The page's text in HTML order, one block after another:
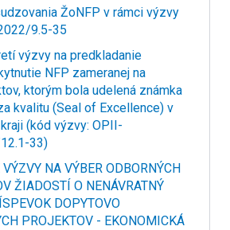
ŽoNFP v rámci výzvy
9.5-35
výzvy na predkladanie
NFP zameranej na
ktorým bola udelená známka
kvalitu (Seal of Excellence) v
(kód výzvy: OPII-
33)
NA VÝBER ODBORNÝCH
ŽIADOSTÍ O NENÁVRATNÝ
DOPYTOVO
PROJEKTOV - EKONOMICKÁ